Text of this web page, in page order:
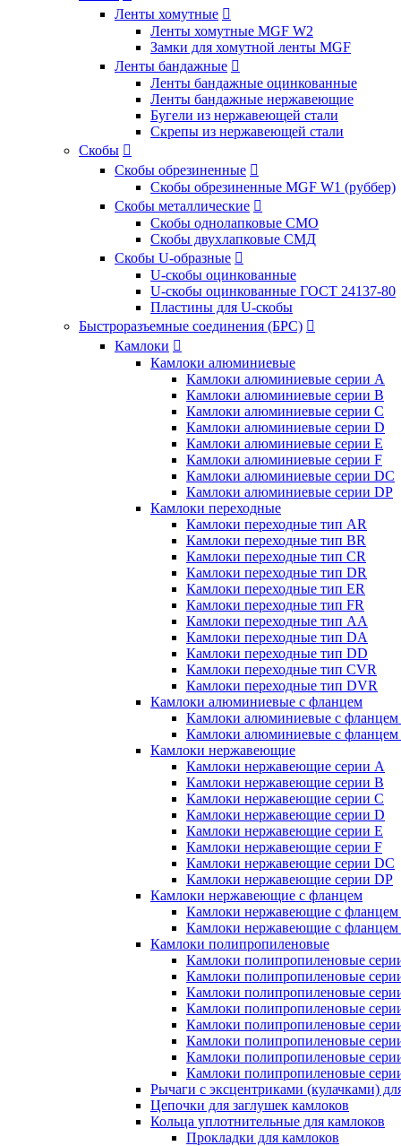
Ленты хомутные 
Ленты хомутные MGF W2
Замки для хомутной ленты MGF
Ленты бандажные 
Ленты бандажные оцинкованные
Ленты бандажные нержавеющие
Бугели из нержавеющей стали
Скрепы из нержавеющей стали
Скобы 
Скобы обрезиненные 
Скобы обрезиненные MGF W1 (руббер)
Скобы металлические 
Скобы однолапковые СМО
Скобы двухлапковые СМД
Скобы U-образные 
U-скобы оцинкованные
U-скобы оцинкованные ГОСТ 24137-80
Пластины для U-скобы
Быстроразъемные соединения (БРС) 
Камлоки 
Камлоки алюминиевые
Камлоки алюминиевые серии А
Камлоки алюминиевые серии B
Камлоки алюминиевые серии C
Камлоки алюминиевые серии D
Камлоки алюминиевые серии E
Камлоки алюминиевые серии F
Камлоки алюминиевые серии DC
Камлоки алюминиевые серии DP
Камлоки переходные
Камлоки переходные тип AR
Камлоки переходные тип BR
Камлоки переходные тип CR
Камлоки переходные тип DR
Камлоки переходные тип ER
Камлоки переходные тип FR
Камлоки переходные тип AA
Камлоки переходные тип DA
Камлоки переходные тип DD
Камлоки переходные тип CVR
Камлоки переходные тип DVR
Камлоки алюминиевые с фланцем
Камлоки алюминиевые с фланцем
Камлоки алюминиевые с фланцем
Камлоки нержавеющие
Камлоки нержавеющие серии А
Камлоки нержавеющие серии В
Камлоки нержавеющие серии C
Камлоки нержавеющие серии D
Камлоки нержавеющие серии E
Камлоки нержавеющие серии F
Камлоки нержавеющие серии DC
Камлоки нержавеющие серии DP
Камлоки нержавеющие с фланцем
Камлоки нержавеющие с фланцем
Камлоки нержавеющие с фланцем
Камлоки полипропиленовые
Камлоки полипропиленовые
Камлоки полипропиленовые
Камлоки полипропиленовые
Камлоки полипропиленовые
Камлоки полипропиленовые
Камлоки полипропиленовые
Камлоки полипропиленовые
Камлоки полипропиленовые
Рычаги с эксцентриками (кулачками)
Цепочки для заглушек камлоков
Кольца уплотнительные для камлоков
Прокладки для камлоков